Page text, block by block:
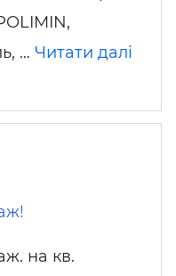
… Читати далі
на кв.